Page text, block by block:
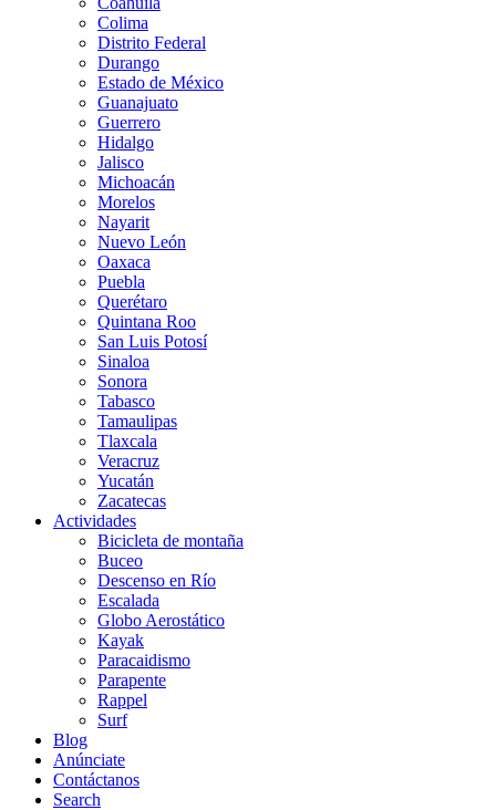
Colima
Distrito Federal
Durango
Estado de México
Guanajuato
Guerrero
Hidalgo
Jalisco
Michoacán
Morelos
Nayarit
Nuevo León
Oaxaca
Puebla
Querétaro
Quintana Roo
San Luis Potosí
Sinaloa
Sonora
Tabasco
Tamaulipas
Tlaxcala
Veracruz
Yucatán
Zacatecas
Actividades
Bicicleta de montaña
Buceo
Descenso en Río
Escalada
Globo Aerostático
Kayak
Paracaidismo
Parapente
Rappel
Surf
Blog
Anúnciate
Contáctanos
Search